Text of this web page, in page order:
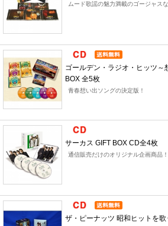
ムード歌謡の魅力満載のゴージャス
ゴールデン・ラジオ・ヒッツ
BOX 全5枚
青春想い出ソングの決定版！
サーカス GIFT BOX CD全4枚
通信販売だけのオリジナル企画商品！
ザ・ピーナッツ 昭和ヒットを